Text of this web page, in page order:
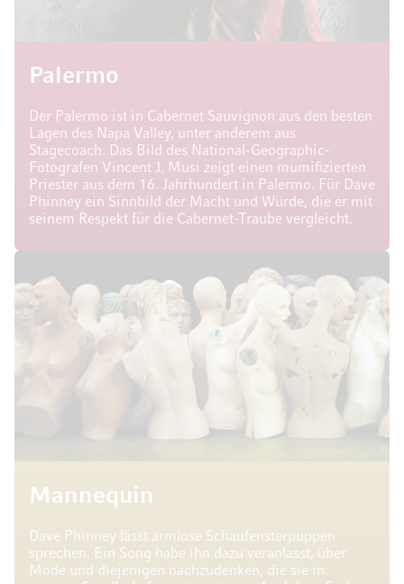
Palermo
Der Palermo ist in Cabernet Sauvignon aus den besten
Lagen des Napa Valley, unter anderem aus
Stagecoach. Das Bild des National-Geographic-
Fotografen Vincent J. Musi zeigt einen mumifizierten
Priester aus dem 16. Jahrhundert in Palermo. Für Dave
Phinney ein Sinnbild der Macht und Würde, die er mit
seinem Respekt für die Cabernet-Traube vergleicht.
Mannequin
Dave Phinney lässt armlose Schaufensterpuppen
sprechen. Ein Song habe ihn dazu veranlasst, über
Mode und diejenigen nachzudenken, die sie in